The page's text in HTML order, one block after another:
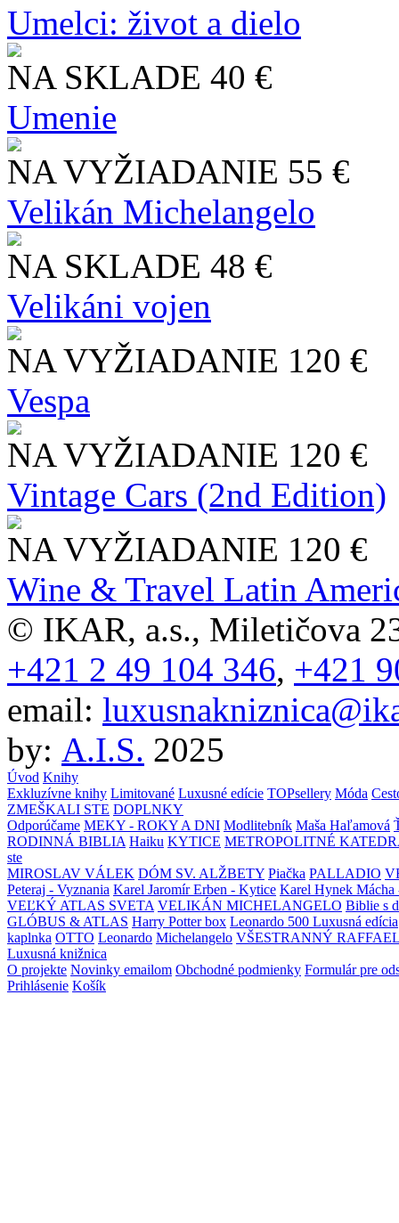
Umelci: život a dielo
NA SKLADE 40 €
Umenie
NA VYŽIADANIE 55 €
Velikán Michelangelo
NA SKLADE 48 €
Velikáni vojen
NA VYŽIADANIE 120 €
Vespa
NA VYŽIADANIE 120 €
Vintage Cars (2nd Edition)
NA VYŽIADANIE 120 €
Wine & Travel Latin
© IKAR, a.s., Miletičova
+421 2 49 104 346, +421
email:
by: A.I.S. 2025
Úvod Knihy
Exkluzívne knihy Limitované Luxusné edície TOPsellery Móda
ZMEŠKALI STE DOPLNKY
Odporúčame MEKY - ROKY A DNI Modlitebník Maša Haľamová
RODINNÁ BIBLIA Haiku KYTICE METROPOLITNÉ
ste
MIROSLAV VÁLEK DÓM SV. ALŽBETY Piačka PALLADIO
Peteraj - Vyznania Karel Jaromír Erben - Kytice Karel Hynek Mácha
VEĽKÝ ATLAS SVETA VELIKÁN MICHELANGELO Biblie s
GLÓBUS & ATLAS Harry Potter box Leonardo 500 Luxusná edícia
kaplnka OTTO Leonardo Michelangelo VŠESTRANNÝ
Luxusná knižnica
O projekte Novinky emailom Obchodné podmienky Formulár pre
Prihlásenie Košík